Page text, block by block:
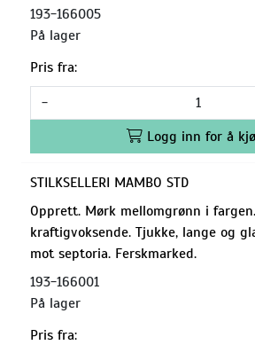
193-166005
På lager
Pris fra:
-
Logg inn for å
STILKSELLERI MAMBO STD
Opprett. Mørk mellomgrønn i
kraftigvoksende. Tjukke, lange og
mot septoria. Ferskmarked.
193-166001
På lager
Pris fra: